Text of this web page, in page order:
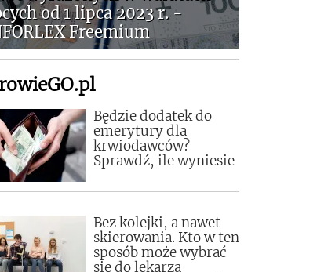
od 1 lipca 2023 r. -
Freemium
Będzie dodatek do
emerytury dla
krwiodawców?
Sprawdź, ile wyniesie
Bez kolejki, a nawet
skierowania. Kto w ten
sposób może wybrać
się do lekarza